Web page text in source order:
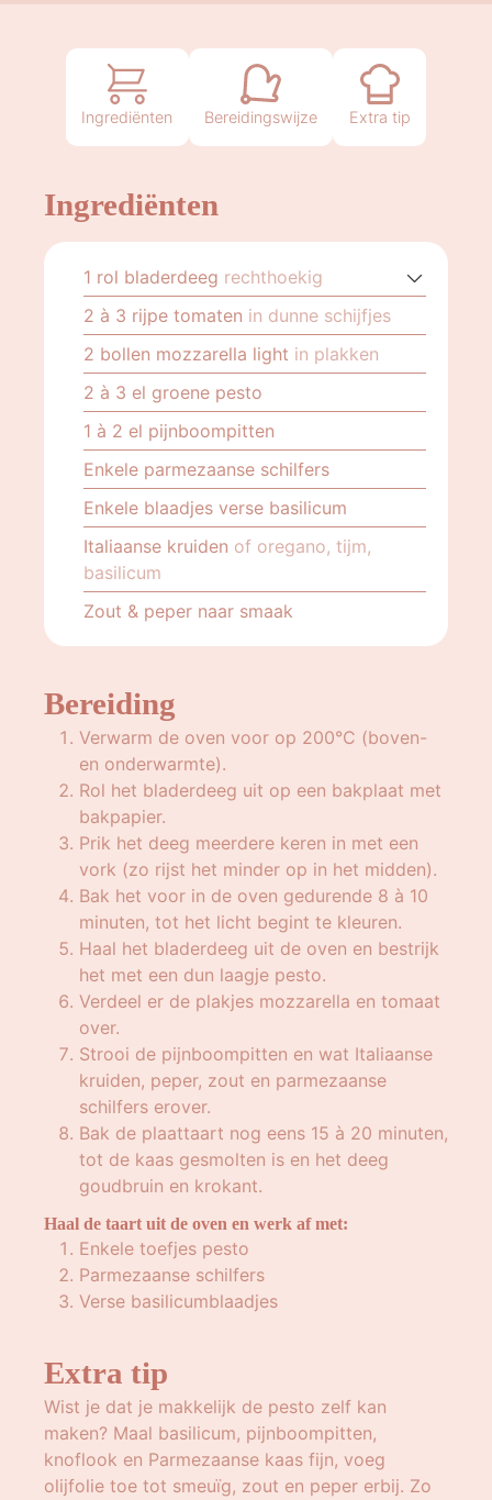
Ingrediënten Bereidingswijze Extra tip
Ingrediënten
1 rol bladerdeeg rechthoekig
2 à 3 rijpe tomaten in dunne schijfjes
2 bollen mozzarella light in plakken
2 à 3 el groene pesto
1 à 2 el pijnboompitten
Enkele parmezaanse schilfers
Enkele blaadjes verse basilicum
Italiaanse kruiden of oregano, tijm,
basilicum
Zout & peper naar smaak
Bereiding
Verwarm de oven voor op 200°C (boven-
en onderwarmte).
Rol het bladerdeeg uit op een bakplaat met
bakpapier.
Prik het deeg meerdere keren in met een
vork (zo rijst het minder op in het midden).
Bak het voor in de oven gedurende 8 à 10
minuten, tot het licht begint te kleuren.
Haal het bladerdeeg uit de oven en bestrijk
het met een dun laagje pesto.
Verdeel er de plakjes mozzarella en tomaat
over.
Strooi de pijnboompitten en wat Italiaanse
kruiden, peper, zout en parmezaanse
schilfers erover.
Bak de plaattaart nog eens 15 à 20 minuten,
tot de kaas gesmolten is en het deeg
goudbruin en krokant.
Haal de taart uit de oven en werk af met:
Enkele toefjes pesto
Parmezaanse schilfers
Verse basilicumblaadjes
Extra tip
Wist je dat je makkelijk de pesto zelf kan
maken? Maal basilicum, pijnboompitten,
knoflook en Parmezaanse kaas fijn, voeg
olijfolie toe tot smeuïg, zout en peper erbij. Zo